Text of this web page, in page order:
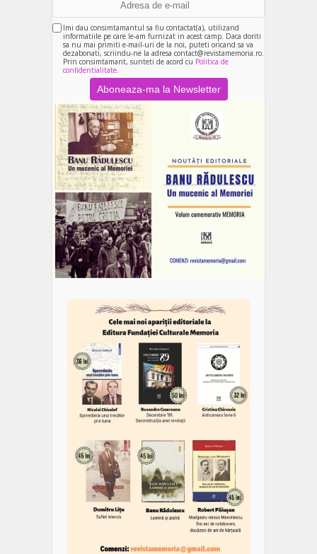
Imi dau consimtamantul sa fiu contactat(a), utilizand
informatiile pe care le-am furnizat in acest camp. Daca doriti
sa nu mai primiti e-mail-uri de la noi, puteti oricand sa va
dezabonati, scriindu-ne la adresa contact@revistamemoria.ro.
Prin consimtamant, sunteti de acord cu Politica de
confidentialitate.